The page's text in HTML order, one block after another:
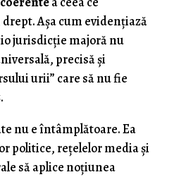
Așa cum evidențiază
jurisdicție majoră nu
precisă și
urii” care să nu fie
nu e întâmplătoare. Ea
politice, rețelelor media și
să aplice noțiunea